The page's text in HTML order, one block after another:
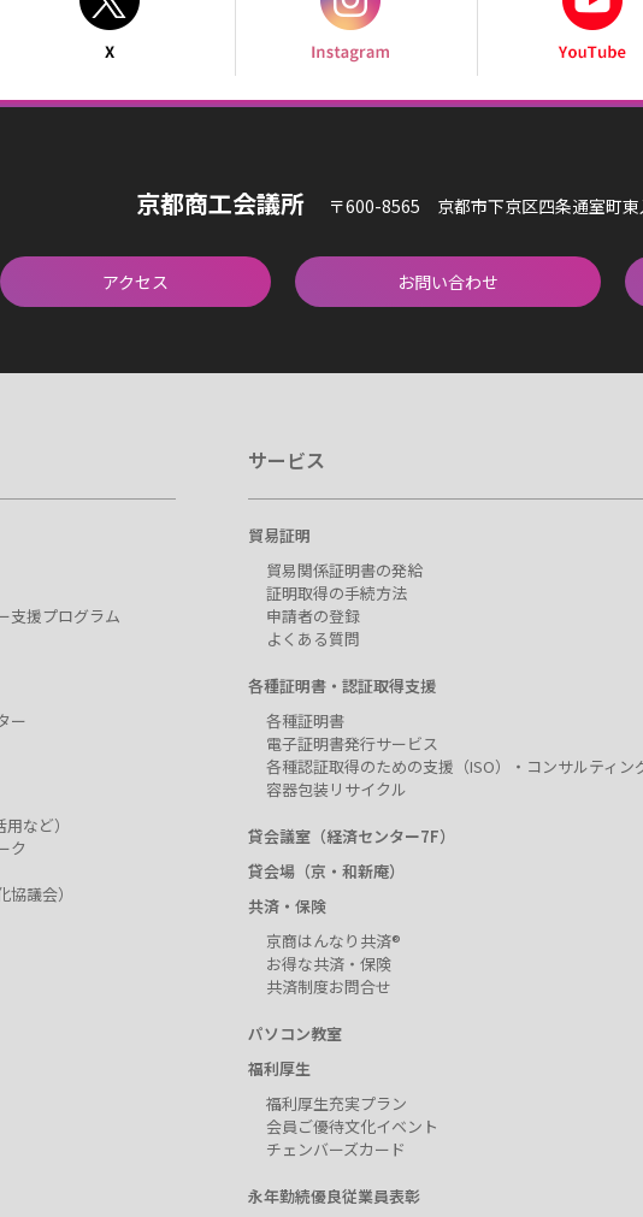
京都商工会議所 〒600-8565 京都市下京区四条通室町東
アクセス お問い合わせ
支援プログラム
ー
など）
ク
議会）
サービス
貿易証明
貿易関係証明書の発給
証明取得の手続方法
申請者の登録
よくある質問
各種証明書・認証取得支援
各種証明書
電子証明書発行サービス
各種認証取得のための支援（ISO）・コンサルティン
容器包装リサイクル
貸会議室（経済センター7F）
貸会場（京・和新庵）
共済・保険
京商はんなり共済®
お得な共済・保険
共済制度お問合せ
パソコン教室
福利厚生
福利厚生充実プラン
会員ご優待文化イベント
チェンバーズカード
永年勤続優良従業員表彰